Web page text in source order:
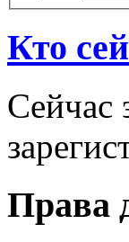
Кто
Сейчас
Права